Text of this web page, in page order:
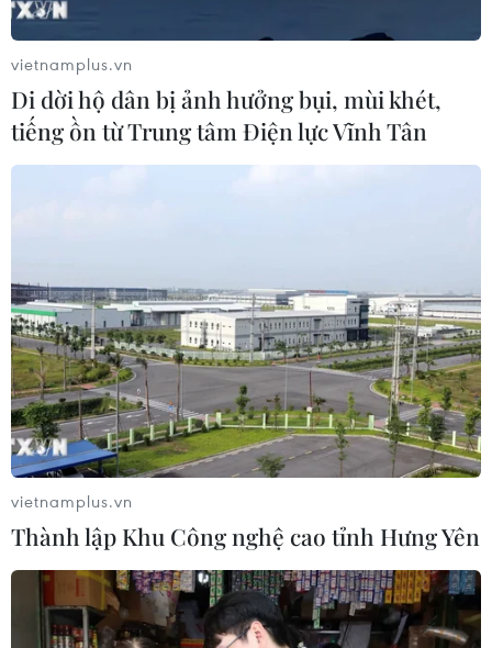
Sơn La hỗ trợ người dân di dời khỏi
nơi nguy hiểm do mưa lũ
06/08/2026 02:50
Thời tiết ngày 6/8: Bão số 3 đã di
Chủ động ứng phó với biến đổi khí
hậu trong thời kỳ mới
05/08/2026 14:57
Gần 40 điểm bị sạt lở đất do mưa lớn
tại Lào Cai
05/08/2026 14:56
Bão số 3 gây gió mạnh, sóng cao trên
vietnamplus.vn
Di dời hộ dân bị ảnh hưởng bụi, mùi khét,
tiếng ồn từ Trung tâm Điện lực Vĩnh Tân
vietnamplus.vn
Thành lập Khu Công nghệ cao tỉnh Hưng Yên